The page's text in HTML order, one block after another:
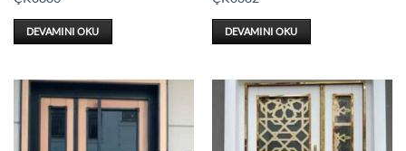
DEVAMINI OKU DEVAMINI OKU